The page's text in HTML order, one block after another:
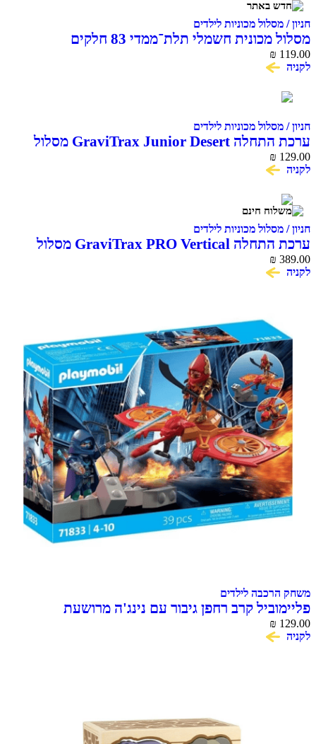
חניון / מסלול מכוניות לילדים
מסלול מכונית חשמלי תלת־ממדי 83 חלקים
VERSATILE 3D TRACKCAR
₪ 119.00
לקניה
חניון / מסלול מכוניות לילדים
ערכת התחלה GraviTrax Junior Desert מסלול
גולות לילדים Ravensburger
₪ 129.00
לקניה
חניון / מסלול מכוניות לילדים
ערכת התחלה GraviTrax PRO Vertical מסלול
גולות תלת־ממדי Ravensburger
₪ 389.00
לקניה
משחק הרכבה לילדים
פליימוביל קרב רחפן גיבור עם נינג'ה מרושעת
₪ 129.00
לקניה